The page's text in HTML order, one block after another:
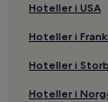
Hoteller i USA
Hoteller i
Hoteller i
Hoteller i